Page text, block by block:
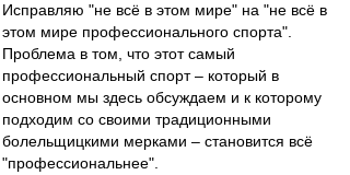
Исправляю "не всё в этом мире" на "не всё в
этом мире профессионального спорта".
Проблема в том, что этот самый
профессиональный спорт – который в
основном мы здесь обсуждаем и к которому
подходим со своими традиционными
болельщицкими мерками – становится всё
"профессиональнее".